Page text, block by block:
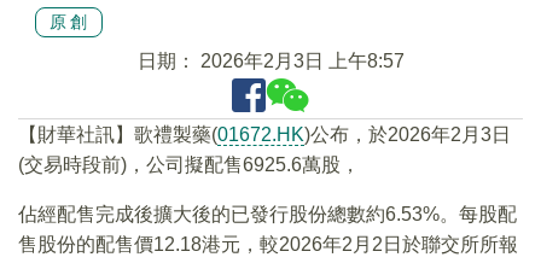
原創
日期： 2026年2月3日 上午8:57
【財華社訊】歌禮製藥(01672.HK)公布，於2026年2月3日
(交易時段前)，公司擬配售6925.6萬股，
佔經配售完成後擴大後的已發行股份總數約6.53%。每股配
售股份的配售價12.18港元，較2026年2月2日於聯交所所報